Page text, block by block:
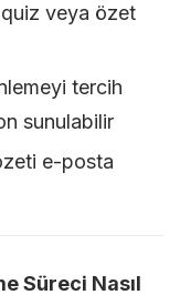
veya özet
tercih
sunulabilir
e-posta
Süreci Nasıl